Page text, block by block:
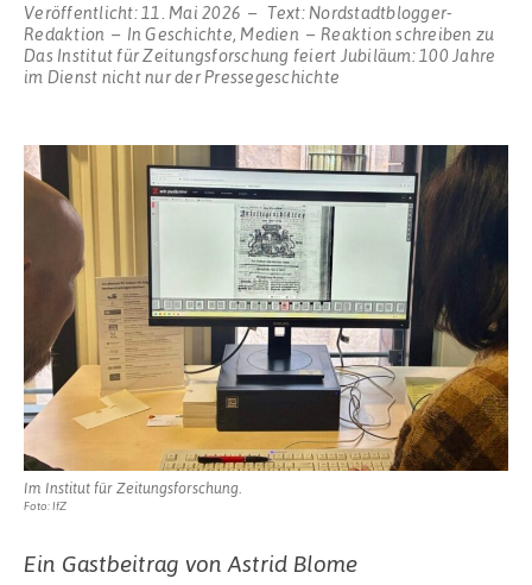
Veröffentlicht: 11. Mai 2026 Text: Nordstadtblogger-
Redaktion
InGeschichte, Medien Reaktion schreiben zu
Das Institut für Zeitungsforschung feiert Jubiläum: 100 Jahre
im Dienst nicht nur der Pressegeschichte
Im Institut für Zeitungsforschung.
Foto: IfZ
Ein Gastbeitrag von Astrid Blome